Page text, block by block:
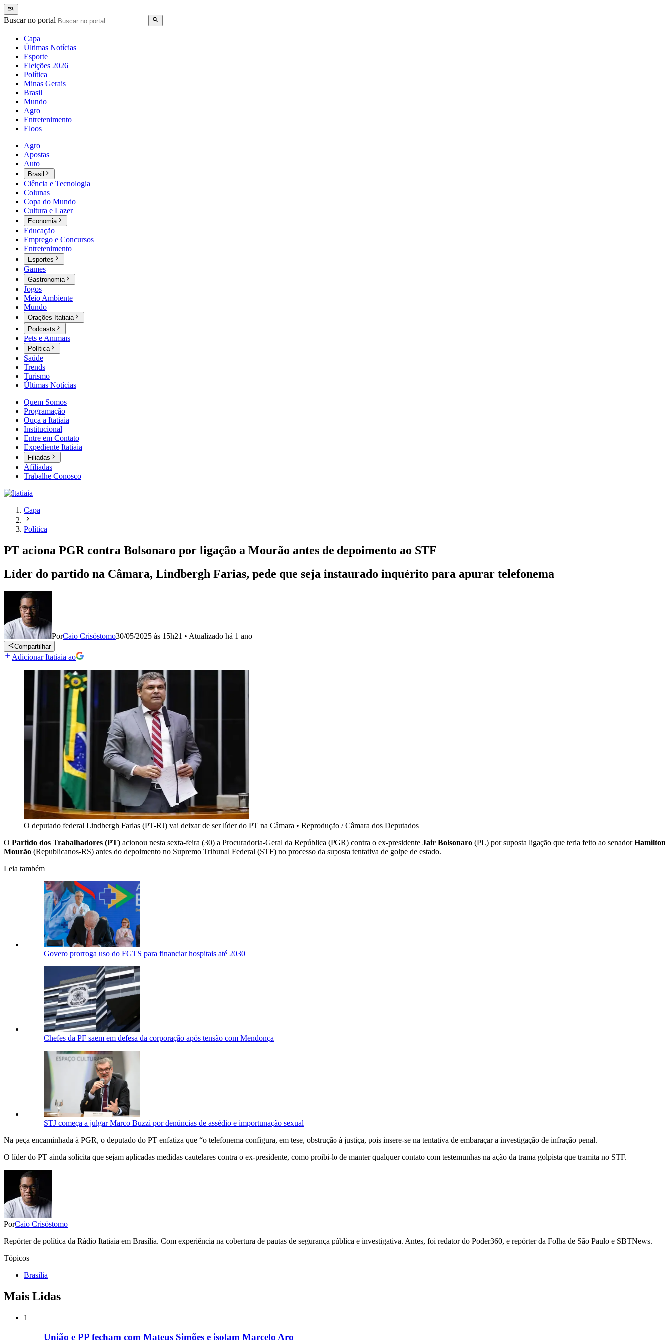
Buscar no portal
Capa
Últimas Notícias
Esporte
Eleições 2026
Política
Minas Gerais
Brasil
Mundo
Agro
Entretenimento
Eloos
Agro
Apostas
Auto
Brasil
Ciência e Tecnologia
Colunas
Copa do Mundo
Cultura e Lazer
Economia
Educação
Emprego e Concursos
Entretenimento
Esportes
Games
Gastronomia
Jogos
Meio Ambiente
Mundo
Orações Itatiaia
Podcasts
Pets e Animais
Política
Saúde
Trends
Turismo
Últimas Notícias
Quem Somos
Programação
Ouça a Itatiaia
Institucional
Entre em Contato
Expediente Itatiaia
Filiadas
Afiliadas
Trabalhe Conosco
Capa
Política
PT aciona PGR contra Bolsonaro por ligação a Mourão antes de depoimento ao STF
Líder do partido na Câmara, Lindbergh Farias, pede que seja instaurado inquérito para apurar telefonema
PorCaio Crisóstomo30/05/2025 às 15h21 • Atualizado há 1 ano
Compartilhar
Adicionar Itatiaia ao
O deputado federal Lindbergh Farias (PT-RJ) vai deixar de ser líder do PT na Câmara • Reprodução / Câmara dos Deputados
O Partido dos Trabalhadores (PT) acionou nesta sexta-feira (30) a Procuradoria-Geral da República (PGR) contra o ex-presidente Jair Bolsonaro (PL) por suposta ligação que teria feito ao senadorHamilton
Mourão (Republicanos-RS) antes do depoimento no Supremo Tribunal Federal (STF) no processo da suposta tentativa de golpe de estado.
Leia também
Govero prorroga uso do FGTS para financiar hospitais até 2030
Chefes da PF saem em defesa da corporação após tensão com Mendonça
STJ começa a julgar Marco Buzzi por denúncias de assédio e importunação sexual
Na peça encaminhada à PGR, o deputado do PT enfatiza que “o telefonema configura, em tese, obstrução à justiça, pois insere-se na tentativa de embaraçar a investigação de infração penal.
O líder do PT ainda solicita que sejam aplicadas medidas cautelares contra o ex-presidente, como proibi-lo de manter qualquer contato com testemunhas na ação da trama golpista que tramita no STF.
PorCaio Crisóstomo
Repórter de política da Rádio Itatiaia em Brasília. Com experiência na cobertura de pautas de segurança pública e investigativa. Antes, foi redator do Poder360, e repórter da Folha de São Paulo e SBTNews.
Tópicos
Brasilia
Mais Lidas
1
União e PP fecham com Mateus Simões e isolam Marcelo Aro